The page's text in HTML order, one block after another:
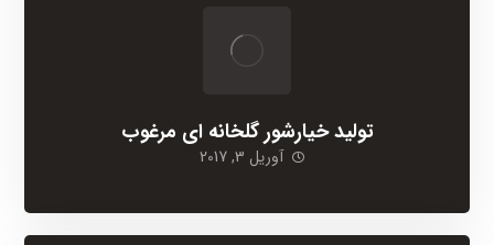
تولید خیارشور گلخانه ای مرغوب
آوریل 3, 2017